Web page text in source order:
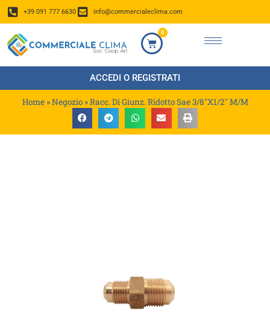
+39 091 777 6630 info@commercialeclima.com
0
ACCEDI O REGISTRATI
Home»Negozio»Racc. Di Giunz. Ridotto Sae 3/8″X1/2″ M/M